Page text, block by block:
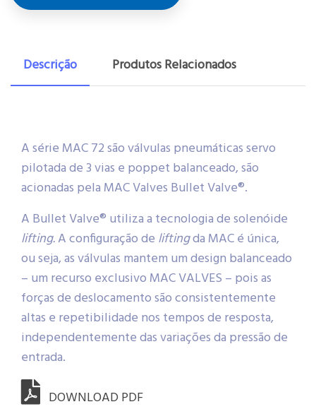
Descrição Produtos Relacionados
A série MAC 72 são válvulas pneumáticas servo
pilotada de 3 vias e poppet balanceado, são
acionadas pela MAC Valves Bullet Valve®.
A Bullet Valve® utiliza a tecnologia de solenóide
lifting.A configuração de liftingda MAC é única,
ou seja, as válvulas mantem um design balanceado
– um recurso exclusivo MAC VALVES – pois as
forças de deslocamento são consistentemente
altas e repetibilidade nos tempos de resposta,
independentemente das variações da pressão de
entrada.
DOWNLOAD PDF